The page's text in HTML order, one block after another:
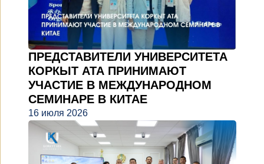
ПРЕДСТАВИТЕЛИ УНИВЕРСИТЕТА
КОРКЫТ АТА ПРИНИМАЮТ
УЧАСТИЕ В МЕЖДУНАРОДНОМ
СЕМИНАРЕ В КИТАЕ
16 июля 2026